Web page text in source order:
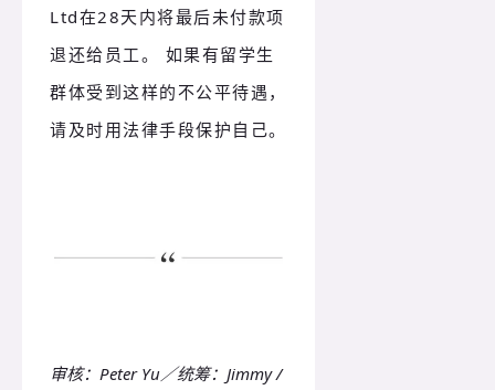
Ltd在28天内将最后未付款项
退还给员工。 如果有留学生
群体受到这样的不公平待遇，
请及时用法律手段保护自己。
审核：Peter Yu／统筹：Jimmy /